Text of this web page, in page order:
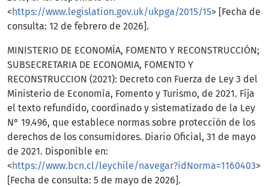
< https://www.legislation.gov.uk/ukpga/2015/15> [Fecha de
consulta: 12 de febrero de 2026].
MINISTERIO DE ECONOMÍA, FOMENTO Y RECONSTRUCCIÓN;
SUBSECRETARIA DE ECONOMIA, FOMENTO Y
RECONSTRUCCION (2021): Decreto con Fuerza de Ley 3 del
Ministerio de Economía, Fomento y Turismo, de 2021. Fija
el texto refundido, coordinado y sistematizado de la Ley
N° 19.496, que establece normas sobre protección de los
derechos de los consumidores. Diario Oficial, 31 de mayo
de 2021. Disponible en:
< https://www.bcn.cl/leychile/navegar?idNorma=1160403>
[Fecha de consulta: 5 de mayo de 2026].